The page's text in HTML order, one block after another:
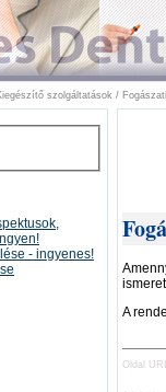
szolgáltatások /
- ingyenes!
A
Oldal URL